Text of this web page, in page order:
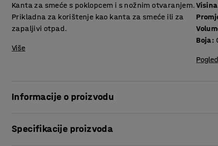
Kanta za smeće s poklopcem i s nožnim otvaranjem.
Prikladna za korištenje kao kanta za smeće ili za
zapaljivi otpad.
Više
Visina
Boja:
Informacije o proizvodu
Specifikacije proizvoda